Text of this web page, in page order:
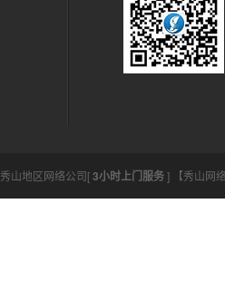
秀山地区网络公司[3小时上门服务] 【秀山网